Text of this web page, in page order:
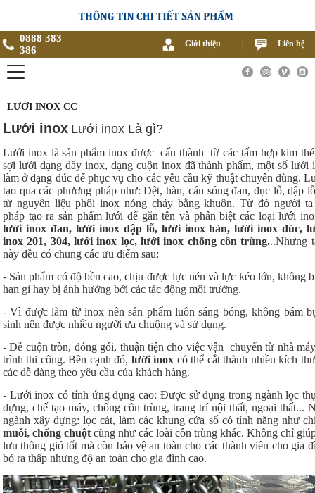
0888 383
386
Giới thiệu Liên hệ
LƯỚI INOX CC
Lưới inox Lưới inox Là gì?
Lưới inox là sản phẩm inox được cấu thành từ các tấm hợp kim
sợi lưới dạng dây inox, dạng cuộn inox đã thành phẩm, một số lưới
làm ở dạng đúc để phục vụ cho các yêu cầu kỹ thuật chuyên dùng.
tạo qua các phương pháp như: Dệt, hàn, cán sóng đan, đục lỗ, dập
từ nguyên liệu phôi inox nóng chảy bằng khuôn. Từ đó người
pháp tạo ra sản phẩm lưới để gắn tên và phân biệt các loại lưới
lưới inox đan, lưới inox dập lỗ, lưới inox hàn, lưới inox đúc,
inox 201, 304, lưới inox lọc, lưới inox chống côn trùng...Nhưng
này đều có chung các ưu điểm sau:
- Sản phẩm có độ bền cao, chịu được lực nén và lực kéo lớn, không
han gỉ hay bị ảnh hưởng bởi các tác động môi trường.
- Vì được làm từ inox nên sản phẩm luôn sáng bóng, không bám
sinh nên được nhiều người ưa chuộng và sử dụng.
- Dễ cuộn tròn, đóng gói, thuận tiện cho việc vận chuyển từ nhà
trình thi công. Bên cạnh đó, lưới inox có thể cắt thành nhiều kích
các dễ dàng theo yêu cầu của khách hàng.
- Lưới inox có tính ứng dụng cao: Được sử dụng trong ngành lọc
dựng, chế tạo máy, chống côn trùng, trang trí nội thất, ngoại thất...
ngành xây dựng: lọc cát, làm các khung cửa sổ có tính năng như
muỗi, chống chuột cũng như các loài côn trùng khác. Không chỉ
lưu thông gió tốt mà còn bảo vệ an toàn cho các thành viên cho gia
bỏ ra thấp nhưng độ an toàn cho gia đình cao.